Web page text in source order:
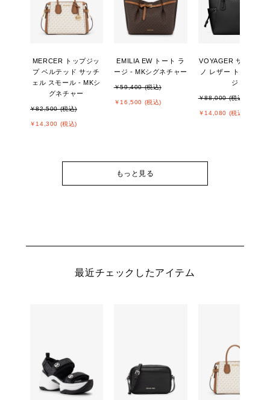
MERCER トップジッ
プ ベルテッド サッチ
ェル スモール - MKシ
グネチャー
￥82,500 (税込)
￥14,300 (税込)
EMILIA EW トート ラ
ージ - MKシグネチャー
￥59,400 (税込)
￥16,500 (税込)
VOYAGER サフィア
ノ レザー トート ラー
ジ
￥88,000 (税込)
￥14,080 (税込)
もっと見る
最近チェックしたアイテム